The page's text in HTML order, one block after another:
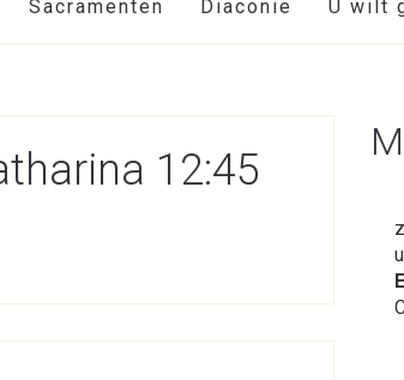
Sacramenten Diaconie U wilt
12:45